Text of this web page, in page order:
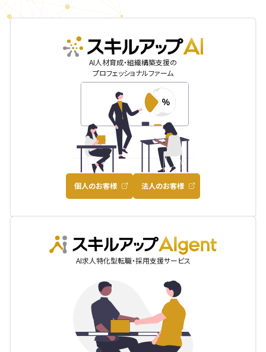
skillupai
AI人材育成・組織構築支援の
プロフェッショナルファーム
個人のお客様 法人のお客様
AIgent
AI求人特化型転職・採用支援サービス